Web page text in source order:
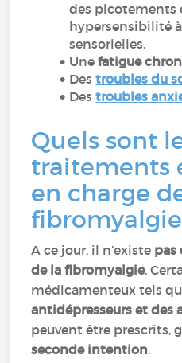
des picotements
hypersensibilité
sensorielles.
Unefatigue
Destroubles du
Destroubles
Quels sont
traitements
en charge
fibromyalgie
A ce jour, il n’existe pas
de la fibromyalgie.
médicamenteux tels
antidépresseurs et
peuvent être prescrits,
seconde intention.